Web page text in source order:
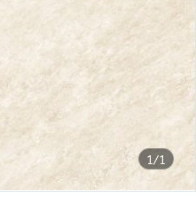
1/1